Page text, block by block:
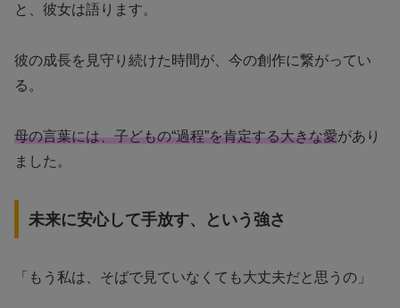
と、彼女は語ります。
彼の成長を見守り続けた時間が、今の創作に繋がってい
る。
母の言葉には、子どもの“過程”を肯定する大きな愛があり
ました。
未来に安心して手放す、という強さ
「もう私は、そばで見ていなくても大丈夫だと思うの」